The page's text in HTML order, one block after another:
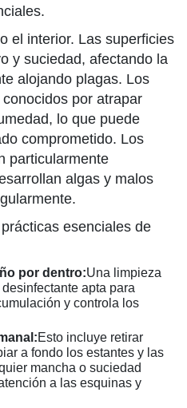
el interior. Las superficies
y suciedad, afectando la
alojando plagas. Los
por atrapar
lo que puede
comprometido. Los
particularmente
algas y malos
esenciales de
por dentro:Una limpieza
apta para
y controla los
Esto incluye retirar
a fondo los estantes y las
mancha o suciedad
a las esquinas y